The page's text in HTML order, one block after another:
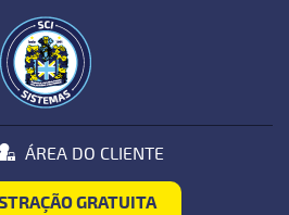
ÁREA DO CLIENTE
GRATUITA